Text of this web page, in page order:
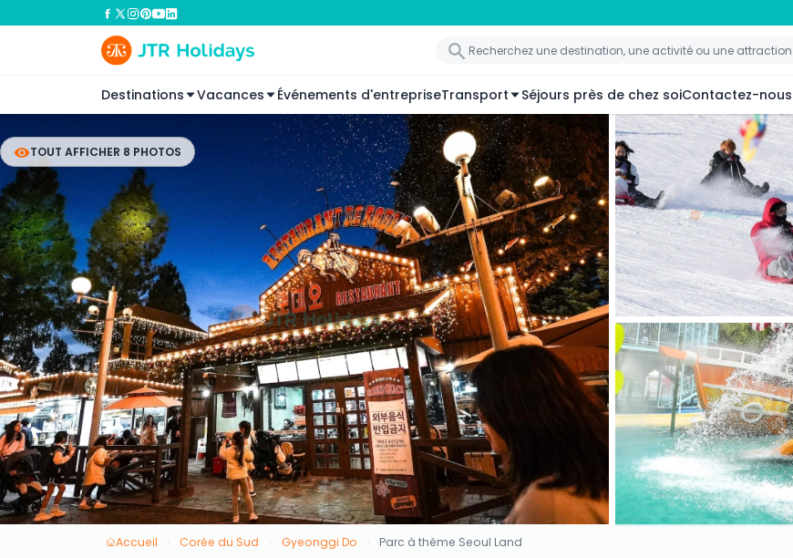
Destinations Vacances Événements d'entrepriseTransport Séjours près de chez soiContactez-nous
TOUT AFFICHER 8 PHOTOS
Accueil Corée du Sud Gyeonggi Do Parc à thème Seoul Land